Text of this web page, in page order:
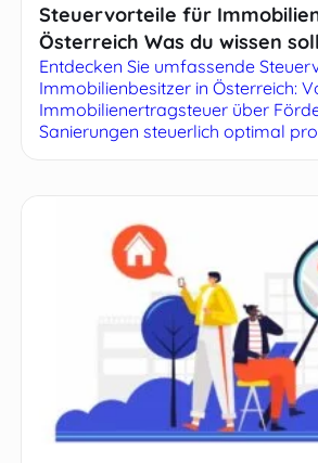
Steuervorteile für
Österreich Was du wissen
Entdecken Sie umfassende
Immobilienbesitzer in Österreich:
Immobilienertragsteuer über
Sanierungen steuerlich optimal